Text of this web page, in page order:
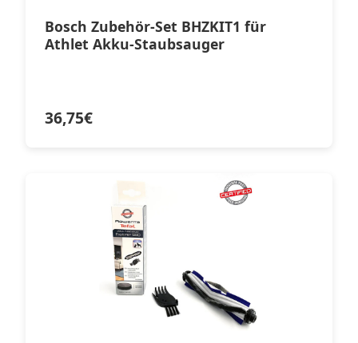
Bosch Zubehör-Set BHZKIT1 für
Athlet Akku-Staubsauger
36,75€